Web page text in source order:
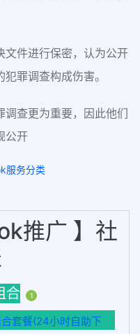
文件进行保密，认为公开
罪调查构成伤害。
调查更为重要，因此他们
公开
服务分类
推广 】社
合 1
套餐(24小时自助下